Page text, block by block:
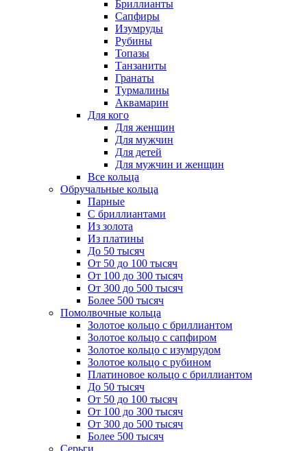
Бриллианты
Сапфиры
Изумруды
Рубины
Топазы
Танзаниты
Гранаты
Турмалины
Аквамарин
Для кого
Для женщин
Для мужчин
Для детей
Для мужчин и женщин
Все кольца
Обручальные кольца
Парные
С бриллиантами
Из золота
Из платины
До 50 тысяч
От 50 до 100 тысяч
От 100 до 300 тысяч
От 300 до 500 тысяч
Более 500 тысяч
Помолвочные кольца
Золотое кольцо с бриллиантом
Золотое кольцо с сапфиром
Золотое кольцо с изумрудом
Золотое кольцо с рубином
Платиновое кольцо с бриллиантом
До 50 тысяч
От 50 до 100 тысяч
От 100 до 300 тысяч
От 300 до 500 тысяч
Более 500 тысяч
Серьги